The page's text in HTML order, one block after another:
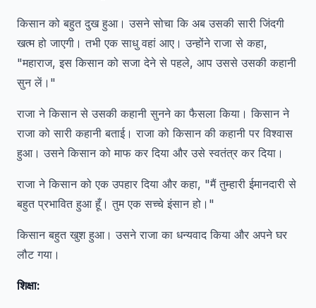
किसान को बहुत दुख हुआ। उसने सोचा कि अब उसकी सारी जिंदगी
खत्म हो जाएगी। तभी एक साधु वहां आए। उन्होंने राजा से कहा,
"महाराज, इस किसान को सजा देने से पहले, आप उससे उसकी कहानी
सुन लें।"
राजा ने किसान से उसकी कहानी सुनने का फैसला किया। किसान ने
राजा को सारी कहानी बताई। राजा को किसान की कहानी पर विश्वास
हुआ। उसने किसान को माफ कर दिया और उसे स्वतंत्र कर दिया।
राजा ने किसान को एक उपहार दिया और कहा, "मैं तुम्हारी ईमानदारी से
बहुत प्रभावित हुआ हूँ। तुम एक सच्चे इंसान हो।"
किसान बहुत खुश हुआ। उसने राजा का धन्यवाद किया और अपने घर
लौट गया।
शिक्षा: